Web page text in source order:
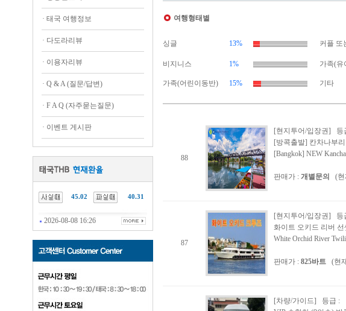
· 태국 여행정보
· 다도라리뷰
· 이용자리뷰
· Q & A (질문/답변)
· F A Q (자주묻는질문)
· 이벤트 게시판
45.02 40.31
2026-08-08 16:26
여행형태별
싱글 13% 커플 또
비지니스 1% 가족(유
가족(어린이동반) 15% 기타
88
[현지투어/입장권] 등
[방콕출발] 칸차나부
[Bangkok] NEW
판매가 : 개별문의 (현
87
[현지투어/입장권] 등
화이트 오키드 리버
White Orchid River
판매가 : 825바트 (현
[차량/가이드] 등급 :